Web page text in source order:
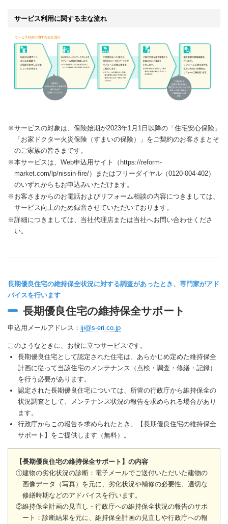
サービス利用に関する主な流れ
※サービスの対象は、保険始期が2023年1月1日以降の「住宅安心保険」
「お家ドクター火災保険（すまいの保険）」をご契約のお客さまとそ
のご家族の皆さまです。
※本サービスは、Web申込用サイト（https://reform-
market.com/lp/nissin-fire/）またはフリーダイヤル（0120-004-402）
のいずれからもお申込みいただけます。
※お客さまからのお電話およびリフォーム相談の内容につきましては、
サービス向上のため録音させていただいております。
※詳細につきましては、当社代理店または当社へお問い合わせくださ
い。
長期優良住宅の維持保全状況に対する調査があったとき、専門家がアド
バイスを行います
長期優良住宅の維持保全サポート
申込用メールアドレス： iji@s-eri.co.jp
このようなときに、お役に立つサービスです。
長期優良住宅として認定された住宅は、あらかじめ定めた維持保全
計画に従って当該住宅のメンテナンス（点検・調査・修繕・記録）
を行う必要があります。
認定された長期優良住宅については、所管の行政庁から維持保全の
状況調査として、メンテナンス状況の報告を求められる場合があり
ます。
行政庁からこの報告を求められたとき、【長期優良住宅の維持保全
サポート】をご提供します（無料）。
【長期優良住宅の維持保全サポート】の内容
①建物の劣化状況の診断：電子メールでご送付いただいた建物の
画像データ（写真）を元に、劣化状況や補修の必要性、適切な
修繕時期などのアドバイスを行います。
②維持保全計画の見直し・行政庁への維持保全状況の報告のサポ
ート：診断結果を元に、維持保全計画の見直しや行政庁への報